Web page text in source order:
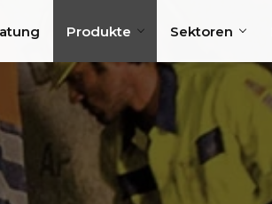
Produkte Sektoren